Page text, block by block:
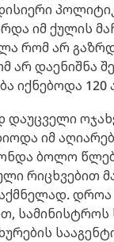
იმ ქულის
რომ არ
არ დაენიშნა
იქნებოდა 120
იმ
ბოლო
რიცხვებით